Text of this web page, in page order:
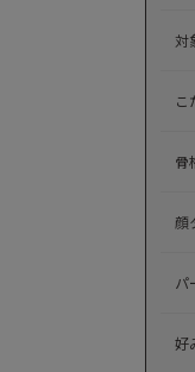
対
こ
骨
顔
パ
好